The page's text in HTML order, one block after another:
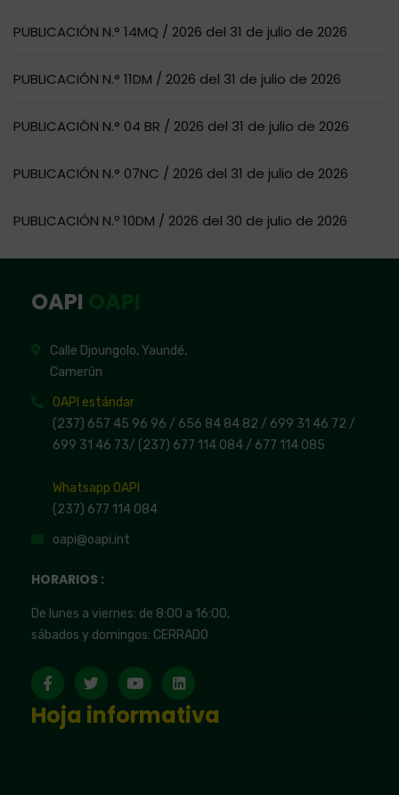
PUBLICACIÓN N.° 14MQ / 2026 del 31 de julio de 2026
PUBLICACIÓN N.° 11DM / 2026 del 31 de julio de 2026
PUBLICACIÓN N.° 04 BR / 2026 del 31 de julio de 2026
PUBLICACIÓN N.° 07NC / 2026 del 31 de julio de 2026
PUBLICACIÓN N.º 10DM / 2026 del 30 de julio de 2026
OAPI
Calle Djoungolo, Yaundé,
Camerún
OAPI estándar
(237) 657 45 96 96 / 656 84 84 82 / 699 31 46 72 /
699 31 46 73/ (237) 677 114 084 / 677 114 085
Whatsapp OAPI
(237) 677 114 084
oapi@oapi.int
HORARIOS :
De lunes a viernes: de 8:00 a 16:00,
sábados y domingos: CERRADO
Hoja informativa